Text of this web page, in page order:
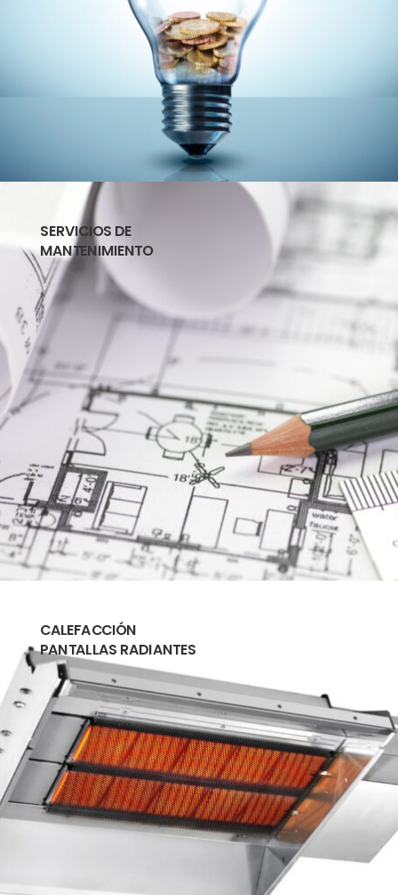
SERVICIOS DE
MANTENIMIENTO
CALEFACCIÓN
PANTALLAS RADIANTES